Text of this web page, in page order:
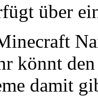
über
könnt
damit